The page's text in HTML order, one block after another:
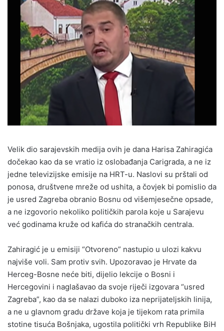
Velik dio sarajevskih medija ovih je dana Harisa Zahiragića
dočekao kao da se vratio iz oslobađanja Carigrada, a ne iz
jedne televizijske emisije na HRT-u. Naslovi su prštali od
ponosa, društvene mreže od ushita, a čovjek bi pomislio da
je usred Zagreba obranio Bosnu od višemjesečne opsade,
a ne izgovorio nekoliko političkih parola koje u Sarajevu
već godinama kruže od kafića do stranačkih centrala.
Zahiragić je u emisiji “Otvoreno” nastupio u ulozi kakvu
najviše voli. Sam protiv svih. Upozoravao je Hrvate da
Herceg-Bosne neće biti, dijelio lekcije o Bosni i
Hercegovini i naglašavao da svoje riječi izgovara “usred
Zagreba”, kao da se nalazi duboko iza neprijateljskih linija,
a ne u glavnom gradu države koja je tijekom rata primila
stotine tisuća Bošnjaka, ugostila politički vrh Republike BiH